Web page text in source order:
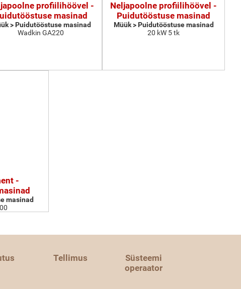
profiilihöövel -
masinad
> Puidutööstuse masinad
Wadkin GA220
Neljapoolne profiilihöövel -
Puidutööstuse masinad
Müük > Puidutööstuse masinad
20 kW 5 tk
-
masinad
Tellimus
Süsteemi
operaator